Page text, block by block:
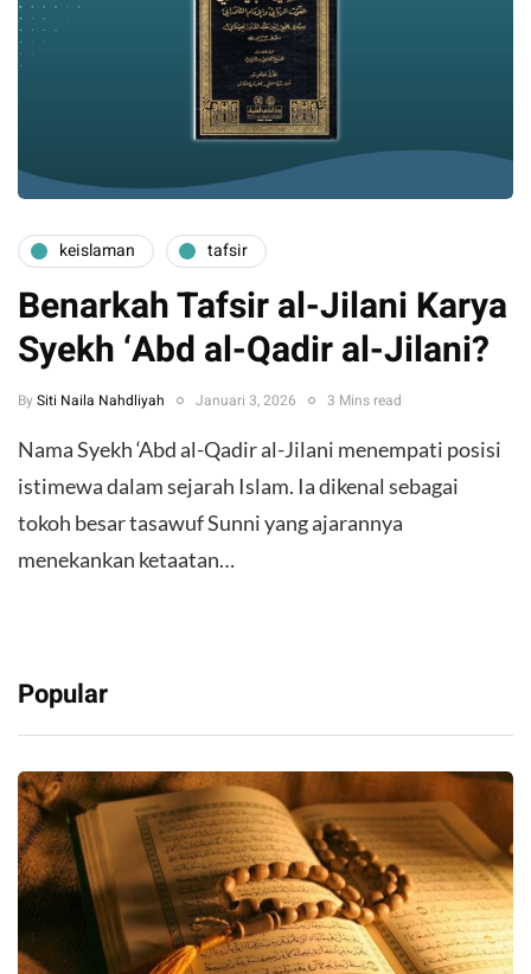
keislaman tafsir
Benarkah Tafsir al-Jilani Karya
Syekh ‘Abd al-Qadir al-Jilani?
By Siti Naila Nahdliyah Januari 3, 2026 3 Mins read
Nama Syekh ‘Abd al-Qadir al-Jilani menempati posisi
istimewa dalam sejarah Islam. Ia dikenal sebagai
tokoh besar tasawuf Sunni yang ajarannya
menekankan ketaatan…
Popular